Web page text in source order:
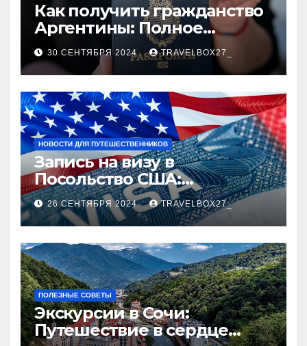
Как получить гражданство
Аргентины: Полное
руководство
30 СЕНТЯБРЯ 2024 TRAVELBOX27_
НОВОСТИ ДЛЯ ПУТЕШЕСТВЕННИКОВ
Запись на визу в
Посольство США:
Пошаговое руководство
26 СЕНТЯБРЯ 2024 TRAVELBOX27_
ПОЛЕЗНЫЕ СОВЕТЫ
Экскурсии в Сочи:
Путешествие в сердце